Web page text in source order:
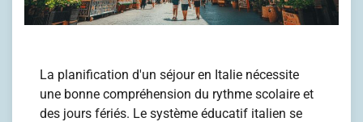
La planification d'un séjour en Italie nécessite
une bonne compréhension du rythme scolaire et
des jours fériés. Le système éducatif italien se